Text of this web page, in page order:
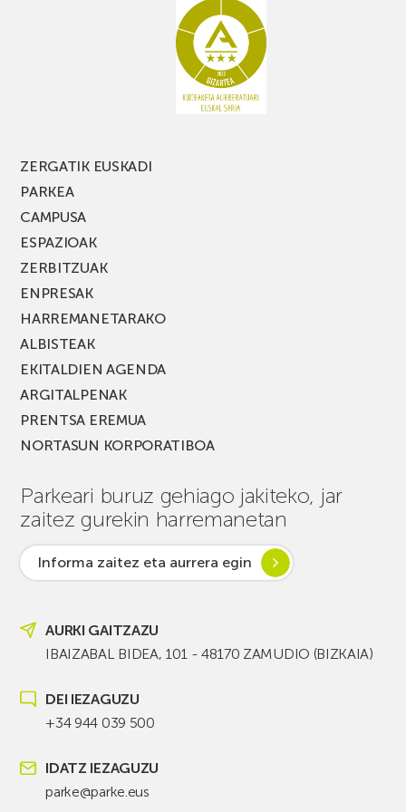
ZERGATIK EUSKADI
PARKEA
CAMPUSA
ESPAZIOAK
ZERBITZUAK
ENPRESAK
HARREMANETARAKO
ALBISTEAK
EKITALDIEN AGENDA
ARGITALPENAK
PRENTSA EREMUA
NORTASUN KORPORATIBOA
Parkeari buruz gehiago jakiteko, jar
zaitez gurekin harremanetan
Informa zaitez eta aurrera egin
AURKI GAITZAZU
IBAIZABAL BIDEA, 101 - 48170 ZAMUDIO (BIZKAIA)
DEI IEZAGUZU
+34 944 039 500
IDATZ IEZAGUZU
parke@parke.eus